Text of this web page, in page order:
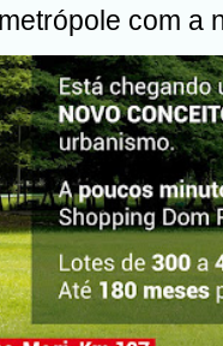
com a